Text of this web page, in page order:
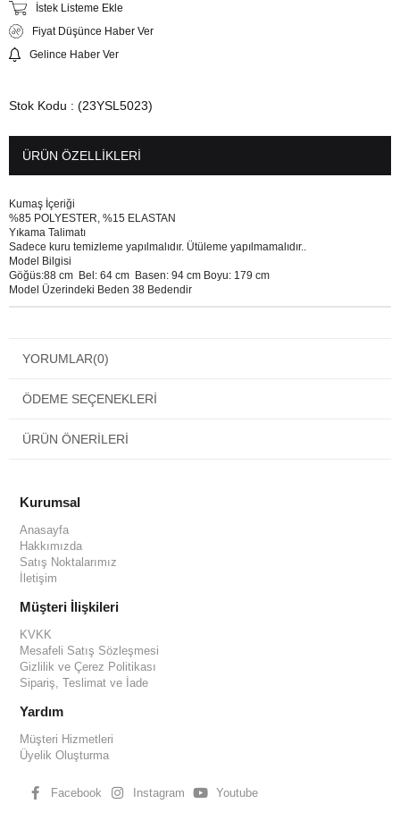
İstek Listeme Ekle
Fiyat Düşünce Haber Ver
Gelince Haber Ver
Stok Kodu (23YSL5023)
ÜRÜN ÖZELLIKLERI
Kumaş İçeriği
%85 POLYESTER, %15 ELASTAN
Yıkama Talimatı
Sadece kuru temizleme yapılmalıdır. Ütüleme yapılmamalıdır..
Model Bilgisi
Göğüs:88 cm Bel: 64 cm Basen: 94 cm Boyu: 179 cm
Model Üzerindeki Beden 38 Bedendir
YORUMLAR(0)
ÖDEME SEÇENEKLERI
ÜRÜN ÖNERILERI
Kurumsal
Anasayfa
Hakkımızda
Satış Noktalarımız
İletişim
Müşteri İlişkileri
KVKK
Mesafeli Satış Sözleşmesi
Gizlilik ve Çerez Politikası
Sipariş, Teslimat ve İade
Yardım
Müşteri Hizmetleri
Üyelik Oluşturma
Facebook Instagram Youtube